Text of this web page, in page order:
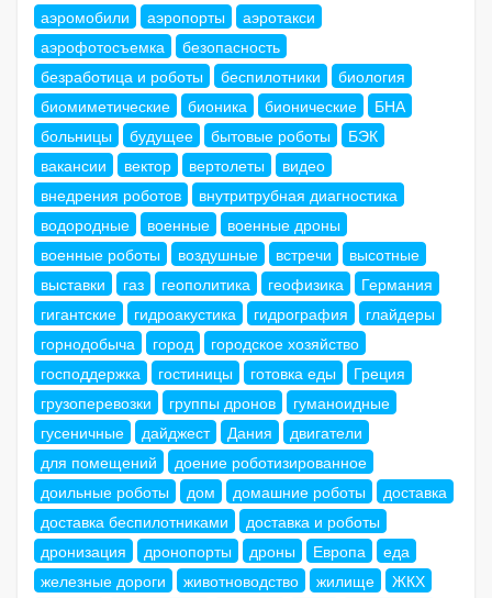
аэромобили
аэропорты
аэротакси
аэрофотосъемка
безопасность
безработица и роботы
беспилотники
биология
биомиметические
бионика бионические
БНА
больницы
будущее бытовые роботы
БЭК
вакансии
вектор вертолеты
видео
внедрения роботов
внутритрубная диагностика
водородные
военные
военные дроны
военные роботы
воздушные встречи
высотные
выставки
газ геополитика геофизика
Германия
гигантские
гидроакустика гидрография
глайдеры
горнодобыча
город
городское хозяйство
господдержка
гостиницы готовка еды
Греция
грузоперевозки
группы дронов
гуманоидные
гусеничные
дайджест Дания
двигатели
для помещений
доение роботизированное
доильные роботы
дом домашние роботы
доставка
доставка беспилотниками
доставка и роботы
дронизация
дронопорты дроны Европа
еда
железные дороги
животноводство жилище
ЖКХ